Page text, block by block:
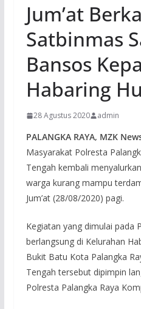
Jum’at
Satbinmas
Bansos
Habaring
28 Agustus 2020 admin
PALANGKA RAYA, MZK
Masyarakat Polresta
Tengah kembali
warga kurang mampu
Jum’at (28/08/2020) pagi.
Kegiatan yang dimulai pada
berlangsung di Kelurahan
Bukit Batu Kota Palangka
Tengah tersebut dipimpin
Polresta Palangka Raya